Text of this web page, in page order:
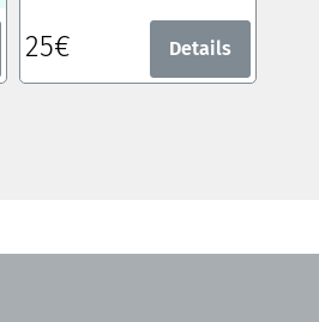
25€ Details